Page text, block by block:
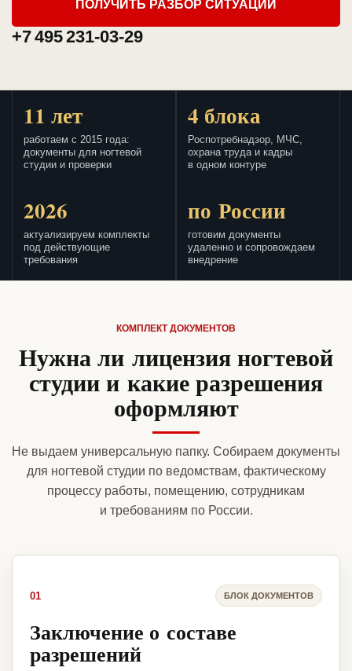
ПОЛУЧИТЬ РАЗБОР СИТУАЦИИ
+7 495 231-03-29
11 лет
работаем с 2015 года:
документы для ногтевой
студии и проверки
4 блока
Роспотребнадзор, МЧС,
охрана труда и кадры
в одном контуре
2026
актуализируем комплекты
под действующие
требования
по России
готовим документы
удаленно и сопровождаем
внедрение
КОМПЛЕКТ ДОКУМЕНТОВ
Нужна ли лицензия ногтевой
студии и какие разрешения
оформляют
Не выдаем универсальную папку. Собираем документы
для ногтевой студии по ведомствам, фактическому
процессу работы, помещению, сотрудникам
и требованиям по России.
01 БЛОК ДОКУМЕНТОВ
Заключение о составе
разрешений